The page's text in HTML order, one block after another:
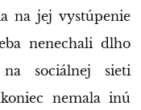
na jej vystúpenie
nenechali dlho
sociálnej sieti
nemala inú